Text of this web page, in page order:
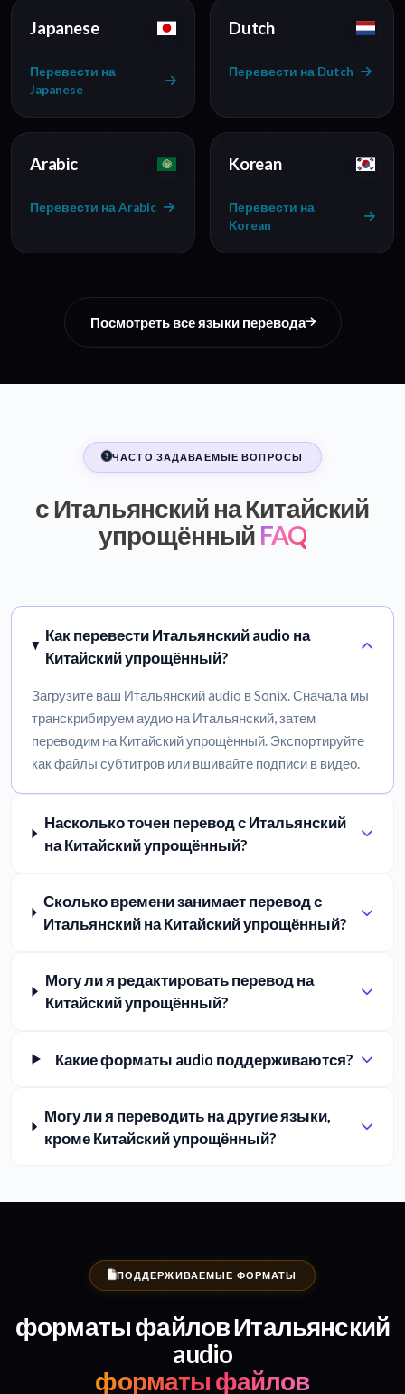
Japanese
Перевести на
Japanese
Dutch
Перевести на Dutch
Arabic
Перевести на Arabic
Korean
Перевести на
Korean
Посмотреть все языки перевода
ЧАСТО ЗАДАВАЕМЫЕ ВОПРОСЫ
с Итальянский на Китайский
упрощённый FAQ
Как перевести Итальянский audio на
Китайский упрощённый?
Загрузите ваш Итальянский audio в Sonix. Сначала мы
транскрибируем аудио на Итальянский, затем
переводим на Китайский упрощённый. Экспортируйте
как файлы субтитров или вшивайте подписи в видео.
Насколько точен перевод с Итальянский
на Китайский упрощённый?
Сколько времени занимает перевод с
Итальянский на Китайский упрощённый?
Могу ли я редактировать перевод на
Китайский упрощённый?
Какие форматы audio поддерживаются?
Могу ли я переводить на другие языки,
кроме Китайский упрощённый?
ПОДДЕРЖИВАЕМЫЕ ФОРМАТЫ
форматы файлов Итальянский
audio
форматы файлов